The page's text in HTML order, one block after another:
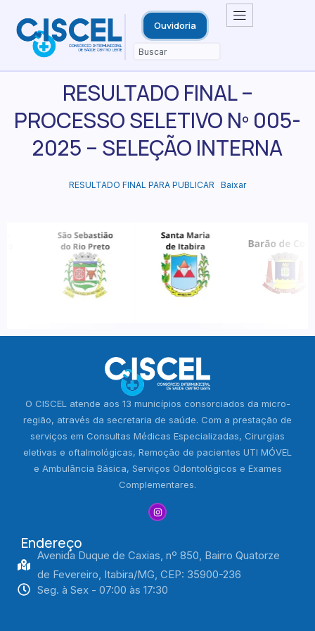
Ouvidoria
RESULTADO FINAL –
PROCESSO SELETIVO Nº 005-
2025 – SELEÇÃO INTERNA
RESULTADO FINAL PARA PUBLICAR Baixar
O CISCEL atende aos 13 municípios consorciados da micro-
região, através da secretaria de saúde. Com a prestação de
serviços em Consultas Médicas Especializadas, Cirurgias
eletivas e oftalmológicas, Remoção de pacientes UTI MÓVEL
e Ambulância Básica, Serviços Odontológicos e Exames
Complementares.
Endereço
Avenida Duque de Caxias, nº 850, Bairro Quatorze
de Fevereiro, Itabira/MG, CEP: 35900-236
Seg. à Sex - 07:00 às 17:30